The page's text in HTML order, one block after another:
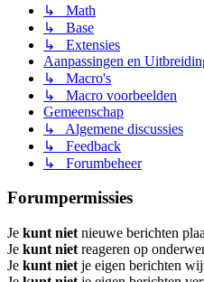
↳ Math
↳ Base
↳ Extensies
Aanpassingen en
↳ Macro's
↳ Macro voorbeelden
Gemeenschap
↳ Algemene discussies
↳ Feedback
↳ Forumbeheer
Forumpermissies
Je kunt niet nieuwe berichten
Je kunt niet reageren op
Je kunt niet je eigen berichten